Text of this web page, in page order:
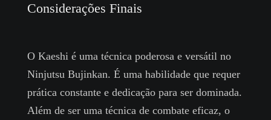
Considerações Finais
O Kaeshi é uma técnica poderosa e versátil no
Ninjutsu Bujinkan. É uma habilidade que requer
prática constante e dedicação para ser dominada.
Além de ser uma técnica de combate eficaz, o